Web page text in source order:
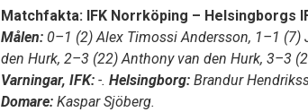
Matchfakta: IFK Norrköping – Helsingborgs
Målen:0–1 (2) Alex Timossi Andersson, 1–1 (7)
den Hurk, 2–3 (22) Anthony van den Hurk, 3–3
Varningar, IFK:-. Helsingborg: Brandur
Domare:Kaspar Sjöberg.